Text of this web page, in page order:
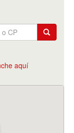
aquí